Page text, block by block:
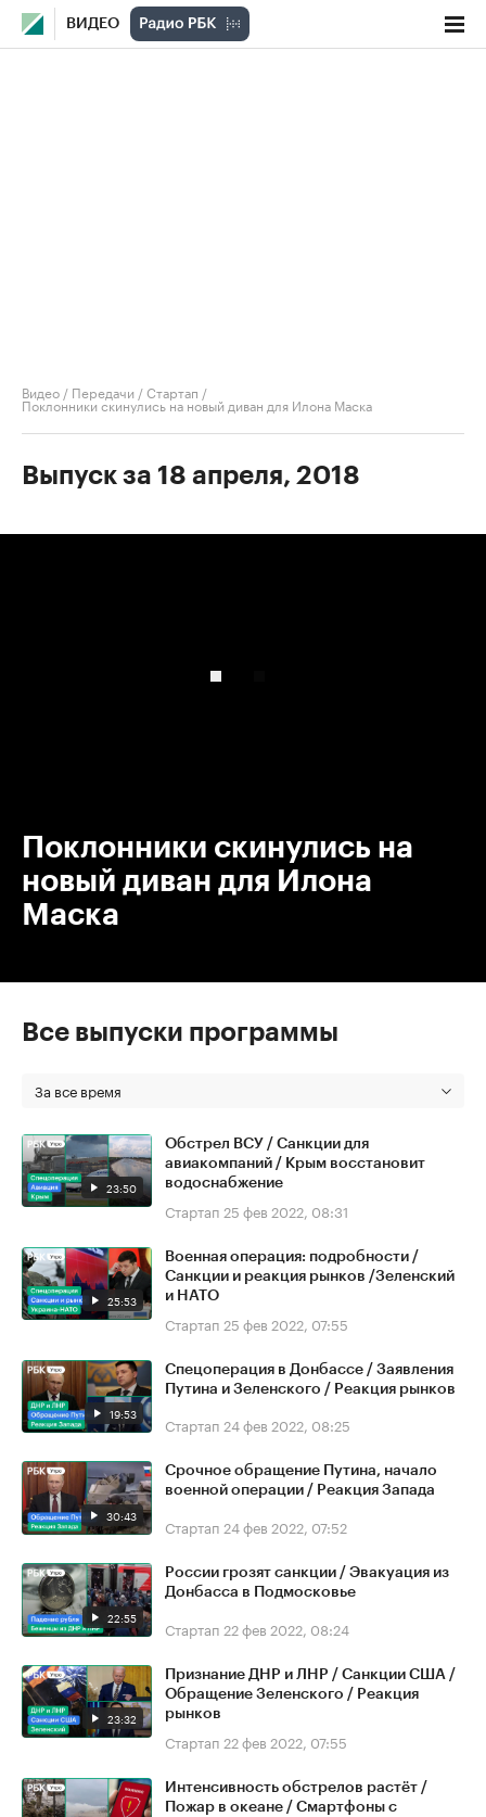
ВИДЕО
Видео / Передачи /Стартап /
Поклонники скинулись на новый диван для Илона Маска
Выпуск за 18 апреля, 2018
Поклонники скинулись на
новый диван для Илона
Маска
Все выпуски программы
За все время
23:50
Обстрел ВСУ / Санкции для
авиакомпаний / Крым восстановит
водоснабжение
Стартап 25 фев 2022, 08:31
25:53
Военная операция: подробности /
Санкции и реакция рынков /Зеленский
и НАТО
Стартап 25 фев 2022, 07:55
19:53
Спецоперация в Донбассе / Заявления
Путина и Зеленского / Реакция рынков
Стартап 24 фев 2022, 08:25
30:43
Срочное обращение Путина, начало
военной операции / Реакция Запада
Стартап 24 фев 2022, 07:52
22:55
России грозят санкции / Эвакуация из
Донбасса в Подмосковье
Стартап 22 фев 2022, 08:24
23:32
Признание ДНР и ЛНР / Санкции США /
Обращение Зеленского / Реакция
рынков
Стартап 22 фев 2022, 07:55
Интенсивность обстрелов растёт /
Пожар в океане / Смартфоны с